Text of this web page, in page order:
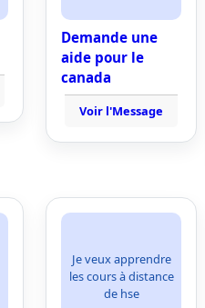
Demande une
aide pour le
canada
Voir l'Message
Je veux apprendre
les cours à distance
de hse